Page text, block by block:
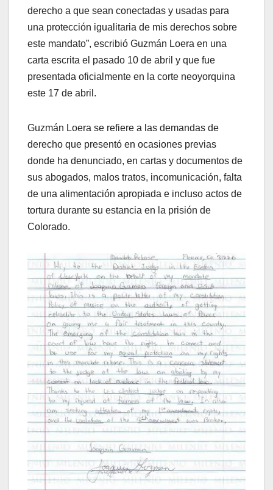
derecho a que sean conectadas y usadas para
una protección igualitaria de mis derechos sobre
este mandato”, escribió Guzmán Loera en una
carta escrita el pasado 10 de abril y que fue
presentada oficialmente en la corte neoyorquina
este 17 de abril.
Guzmán Loera se refiere a las demandas de
derecho que presentó en ocasiones previas
donde ha denunciado, en cartas y documentos de
sus abogados, malos tratos, incomunicación, falta
de una alimentación apropiada e incluso actos de
tortura durante su estancia en la prisión de
Colorado.